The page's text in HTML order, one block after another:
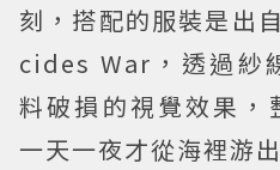
刻，搭配的服裝是出
cides War，透過紗
料破損的視覺效果，
一天一夜才從海裡游